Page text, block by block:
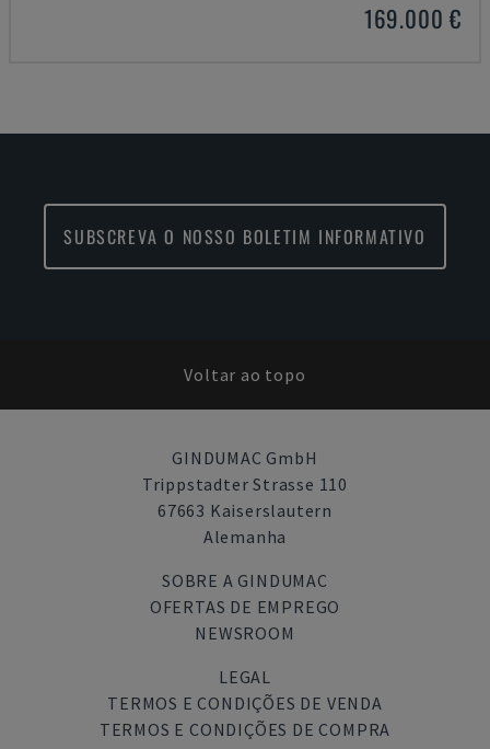
169.000 €
SUBSCREVA O NOSSO BOLETIM INFORMATIVO
Voltar ao topo
GINDUMAC GmbH
Trippstadter Strasse 110
67663 Kaiserslautern
Alemanha
SOBRE A GINDUMAC
OFERTAS DE EMPREGO
NEWSROOM
LEGAL
TERMOS E CONDIÇÕES DE VENDA
TERMOS E CONDIÇÕES DE COMPRA